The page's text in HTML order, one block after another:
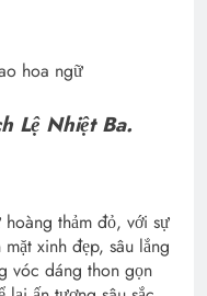
Lệ Nhiệt Ba.
thảm đỏ, với sự
xinh đẹp, sâu lắng
vóc dáng thon gọn